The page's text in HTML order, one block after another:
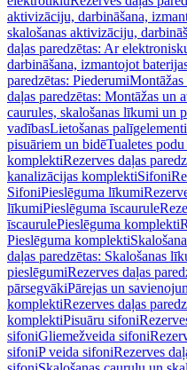
aktivizāciju, darbināšana,
skalošanas aktivizāciju,
daļas paredzētas: Ar
darbināšana, izmantojot
paredzētas: PiederumiMontāžas
daļas paredzētas: Montāžas un
caurules, skalošanas līkumi un
vadībasLietošanas palīgelementi
pisuāriem un bidēTualetes
komplektiRezerves daļas
kanalizācijas komplektiSifoni
SifoniPieslēguma līkumi
līkumiPieslēguma īscaurule
īscaurulePieslēguma komplekti
Pieslēguma komplekti
daļas paredzētas: Skalošanas
pieslēgumiRezerves daļas
pārsegvākiPārejas un
komplektiRezerves daļas
komplektiPisuāru sifoni
sifoniGliemežveida sifoni
sifoniP veida sifoniRezerves